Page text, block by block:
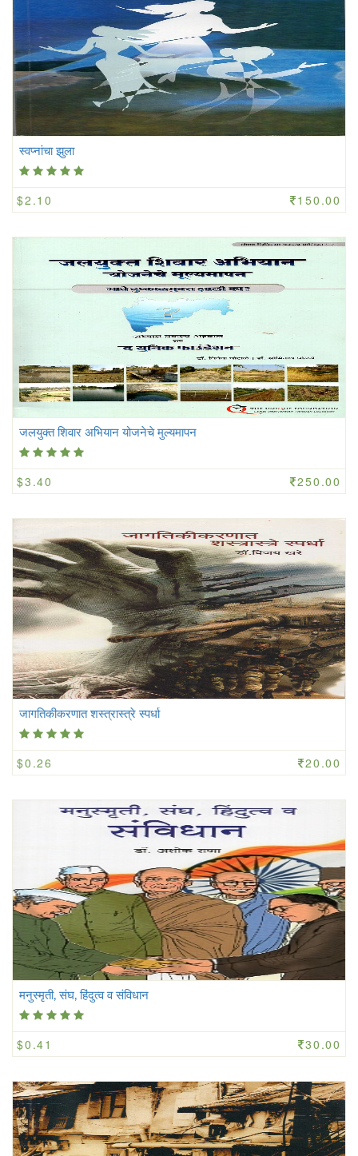
स्वप्नांचा झुला
$2.10 150.00
जलयुक्त शिवार अभियान योजनेचे मुल्यमापन
$3.40 250.00
जागतिकीकरणात शस्त्रास्त्रे स्पर्धा
$0.26 20.00
मनुस्मृती, संघ, हिंदुत्व व संविधान
$0.41 30.00